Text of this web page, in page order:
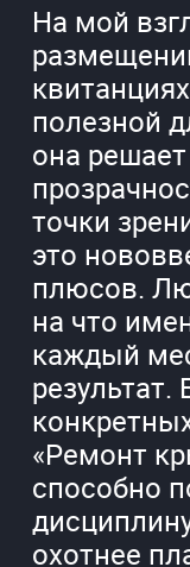
На мой
полезной
она
точки
это
плюсов.
на что
каждый
«Ремонт
способно
охотнее